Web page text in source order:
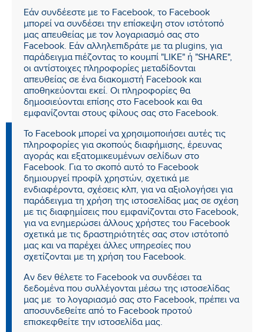
Εάν συνδέεστε με το Facebook, το Facebook
μπορεί να συνδέσει την επίσκεψη στον ιστότοπό
μας απευθείας με τον λογαριασμό σας στο
Facebook. Εάν αλληλεπιδράτε με τα plugins, για
παράδειγμα πιέζοντας το κουμπί "LIKE" ή "SHARE",
οι αντίστοιχες πληροφορίες μεταδίδονται
απευθείας σε ένα διακομιστή Facebook και
αποθηκεύονται εκεί. Οι πληροφορίες θα
δημοσιεύονται επίσης στο Facebook και θα
εμφανίζονται στους φίλους σας στο Facebook.
Το Facebook μπορεί να χρησιμοποιήσει αυτές τις
πληροφορίες για σκοπούς διαφήμισης, έρευνας
αγοράς και εξατομικευμένων σελίδων στο
Facebook. Για το σκοπό αυτό το Facebook
δημιουργεί προφίλ χρηστών, σχετικά με
ενδιαφέροντα, σχέσεις κλπ, για να αξιολογήσει για
παράδειγμα τη χρήση της ιστοσελίδας μας σε σχέση
με τις διαφημίσεις που εμφανίζονται στο Facebook,
για να ενημερώσει άλλους χρήστες του Facebook
σχετικά με τις δραστηριότητές σας στον ιστότοπό
μας και να παρέχει άλλες υπηρεσίες που
σχετίζονται με τη χρήση του Facebook.
Αν δεν θέλετε το Facebook να συνδέσει τα
δεδομένα που συλλέγονται μέσω της ιστοσελίδας
μας με το λογαριασμό σας στο Facebook, πρέπει να
αποσυνδεθείτε από το Facebook προτού
επισκεφθείτε την ιστοσελίδα μας.